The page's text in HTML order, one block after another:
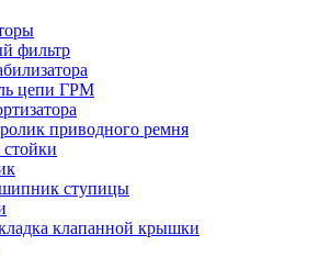
фильтр
цепи ГРМ
приводного ремня
ступицы
клапанной крышки